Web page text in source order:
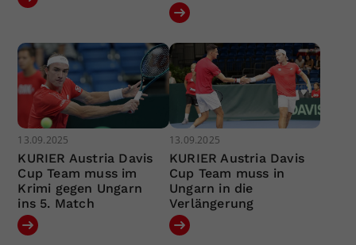
13.09.2025
KURIER Austria Davis
Cup Team muss im
Krimi gegen Ungarn
ins 5. Match
13.09.2025
KURIER Austria Davis
Cup Team muss in
Ungarn in die
Verlängerung